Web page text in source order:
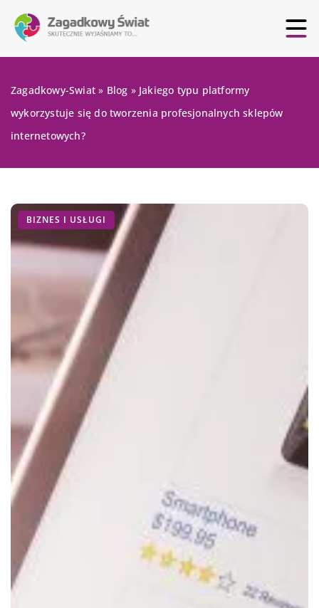
Zagadkowy-Swiat » Blog » Jakiego typu platformy
wykorzystuje się do tworzenia profesjonalnych sklepów
internetowych?
BIZNES I USŁUGI